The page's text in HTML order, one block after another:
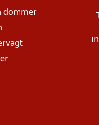
dommer